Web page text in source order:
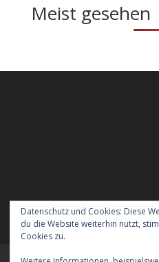
Meist gesehen
Datenschutz und Cookies: Diese
du die Website weiterhin nutzt,
Cookies zu.